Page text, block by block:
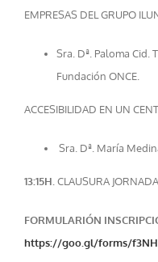
EMPRESAS DEL GRUPO
Sra. Dª. Paloma Cid.
Fundación ONCE.
ACCESIBILIDAD EN UN
Sra. Dª. María
13:15H.CLAUSURA
FORMULARIÓN
https://goo.gl/forms/